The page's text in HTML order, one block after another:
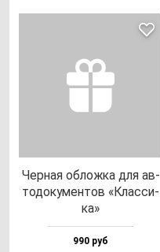
Чер­ная об­лож­ка для ав­
то­до­ку­мен­тов «Клас­си­
ка»
990 руб